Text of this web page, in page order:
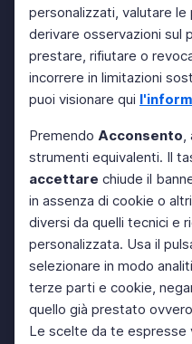
personalizzati, valutare
derivare osservazioni sul
prestare, rifiutare o
incorrere in limitazioni
puoi visionare qui
Premendo Acconsento,
strumenti equivalenti. Il
accettare chiude il
in assenza di cookie o
diversi da quelli tecnici e
personalizzata. Usa il
selezionare in modo
terze parti e cookie,
quello già prestato
Le scelte da te espresse